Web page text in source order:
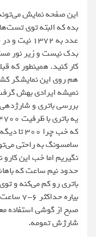
بده که البته توی
بدک نیست و زیر نور
هم روی این نمایشگر
نمیشه ایرادی بهش
بررسی باتری و شارژدهی S24 FE
سامسونگ به راحتی
نگیریم اما خب این
باتری رو کم می‌کنه و
شارژش تمومه.